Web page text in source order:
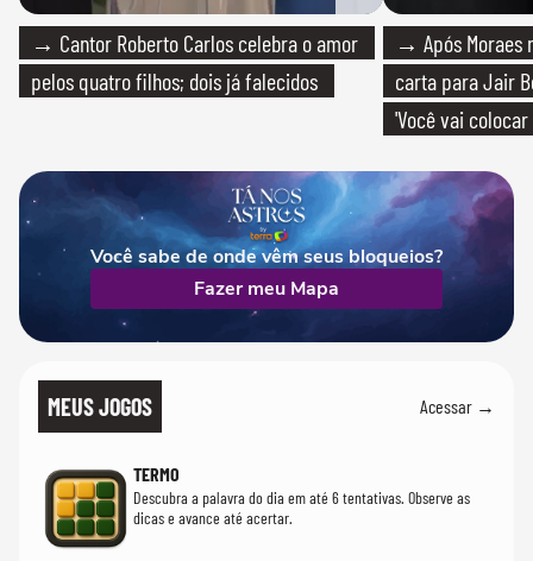
→ Cantor Roberto Carlos celebra o amor
pelos quatro filhos; dois já falecidos
→ Após Moraes
carta para Jair
'Você vai
Você sabe de onde vêm seus bloqueios?
Fazer meu Mapa
MEUS JOGOS Acessar →
TERMO
Descubra a palavra do dia em até 6 tentativas. Observe as
dicas e avance até acertar.